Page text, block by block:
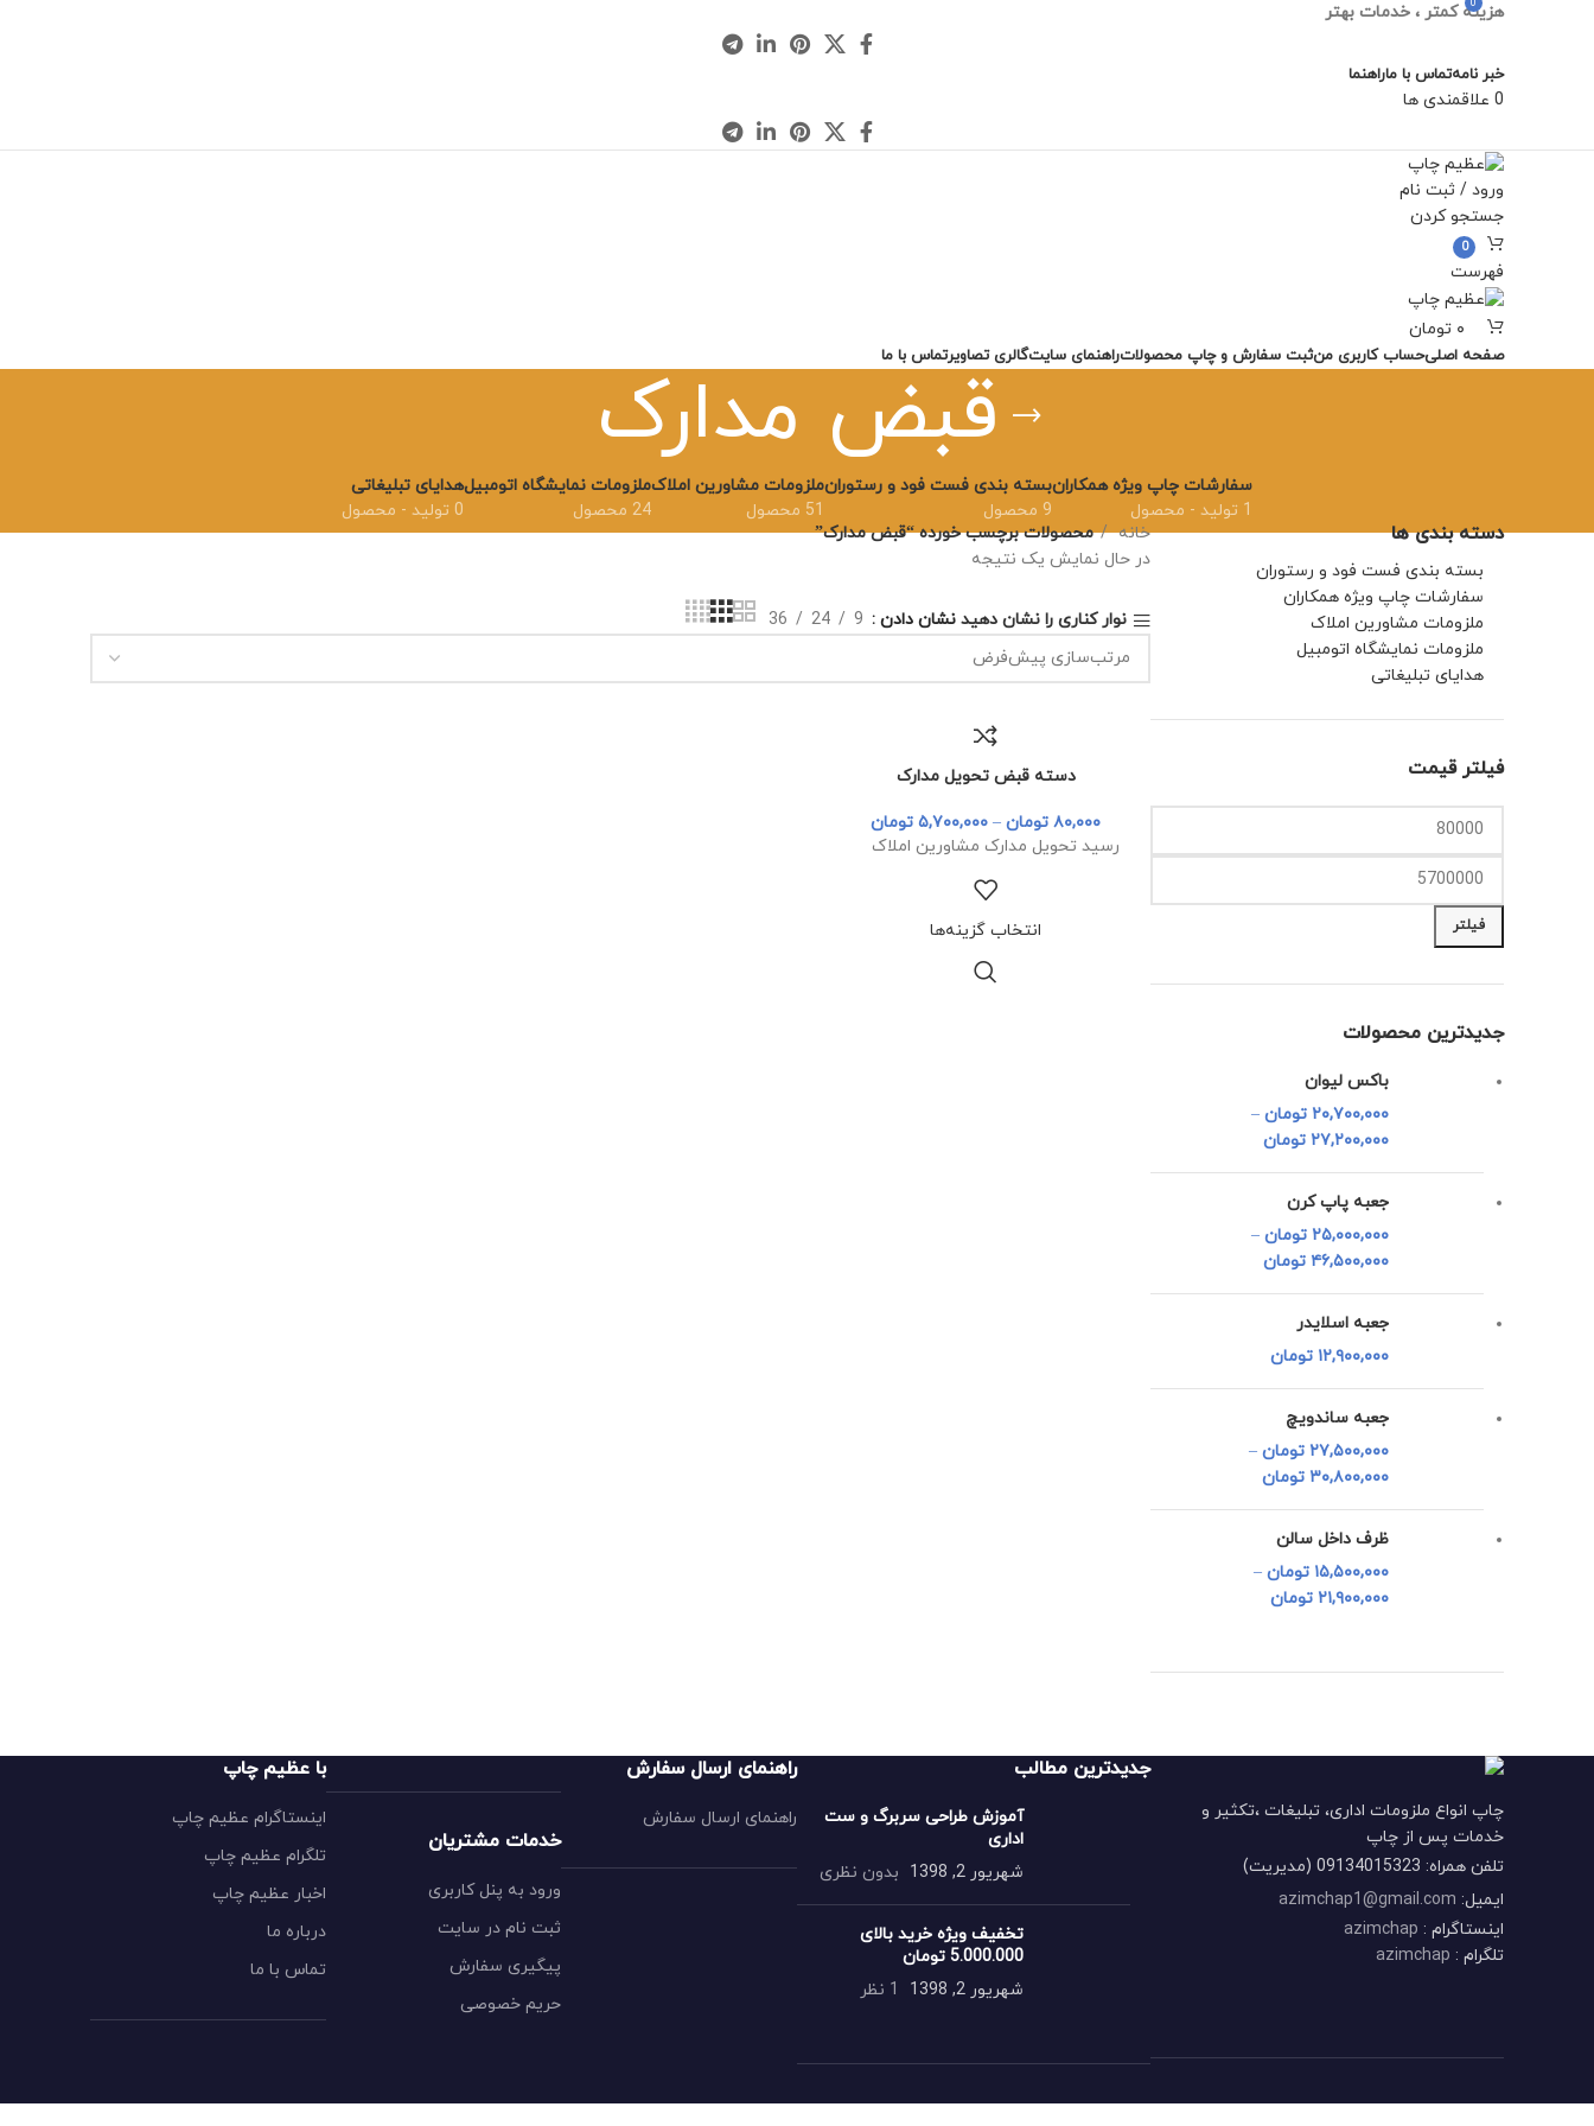
هزینه کمتر ، خدمات بهتر
خبر نامهتماس با ماراهنما
0 علاقمندی ها
ورود / ثبت نام
جستجو کردن
0
فهرست
۰ تومان
صفحه اصلیحساب کاربری منثبت سفارش و چاپ محصولاتراهنمای سایتگالری تصاویرتماس با ما
قبض مدارک
سفارشات چاپ ویژه همکاران
1 تولید - محصول
بسته بندی فست فود و رستوران
9 محصول
ملزومات مشاورین املاک
51 محصول
ملزومات نمایشگاه اتومبیل
24 محصول
هدایای تبلیغاتی
0 تولید - محصول
دسته بندی ها
بسته بندی فست فود و رستوران
سفارشات چاپ ویژه همکاران
ملزومات مشاورین املاک
ملزومات نمایشگاه اتومبیل
هدایای تبلیغاتی
فیلتر قیمت
حداقل
قیمت
حداکثر
قیمت
فیلتر
جدیدترین محصولات
باکس لیوان
۲۰,۷۰۰,۰۰۰ تومان –
۲۷,۲۰۰,۰۰۰ تومان
جعبه پاپ کرن
۲۵,۰۰۰,۰۰۰ تومان –
۴۶,۵۰۰,۰۰۰ تومان
جعبه اسلایدر
۱۲,۹۰۰,۰۰۰ تومان
جعبه ساندویچ
۲۷,۵۰۰,۰۰۰ تومان –
۳۰,۸۰۰,۰۰۰ تومان
ظرف داخل سالن
۱۵,۵۰۰,۰۰۰ تومان –
۲۱,۹۰۰,۰۰۰ تومان
خانه
محصولات برچسب خورده “قبض مدارک”
در حال نمایش یک نتیجه
نوار کناری را نشان دهید نشان دادن 9
24
36
دسته قبض تحویل مدارک
۸۰,۰۰۰ تومان – ۵,۷۰۰,۰۰۰ تومان
رسید تحویل مدارک مشاورین املاک
انتخاب گزینه‌ها
چاپ انواع ملزومات اداری، تبلیغات ،تکثیر و
خدمات پس از چاپ
تلفن همراه: 09134015323 (مدیریت)
ایمیل: azimchap1@gmail.com
اینستاگرام : azimchap
تلگرام : azimchap
جدیدترین مطالب
آموزش طراحی سربرگ و ست
اداری
شهریور 2, 1398
بدون نظری
تخفیف ویژه خرید بالای
5.000.000 تومان
شهریور 2, 1398
1 نظر
راهنمای ارسال سفارش
راهنمای ارسال سفارش
خدمات مشتریان
ورود به پنل کاربری
ثبت نام در سایت
پیگیری سفارش
حریم خصوصی
با عظیم چاپ
اینستاگرام عظیم چاپ
تلگرام عظیم چاپ
اخبار عظیم چاپ
درباره ما
تماس با ما